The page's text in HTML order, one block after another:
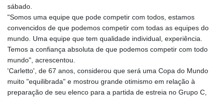
GYD 208.588851
HKD 7.84315
HNL 26.723176
HRK 6.518804
HUF 314.060388
IDR 17801
ILS 2.99985
sábado.
"Somos uma equipe que pode competir com todos, estamos
convencidos de que podemos competir com todas as equipes do
mundo. Uma equipe que tem qualidade individual, experiência.
Temos a confiança absoluta de que podemos competir com todo
mundo", acrescentou.
'Carletto', de 67 anos, considerou que será uma Copa do Mundo
muito "equilibrada" e mostrou grande otimismo em relação à
preparação de seu elenco para a partida de estreia no Grupo C,